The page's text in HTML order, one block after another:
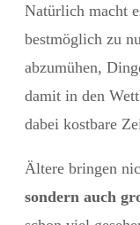
Natürlich macht
bestmöglich zu
abzumühen,
damit in den
dabei kostbare
Ältere bringen
sondern auch